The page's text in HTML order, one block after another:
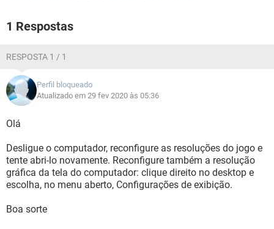
1 Respostas
RESPOSTA 1 / 1
Perfil bloqueado
Atualizado em 29 fev 2020 às 05:36
Olá
Desligue o computador, reconfigure as resoluções do jogo e
tente abri-lo novamente. Reconfigure também a resolução
gráfica da tela do computador: clique direito no desktop e
escolha, no menu aberto, Configurações de exibição.
Boa sorte